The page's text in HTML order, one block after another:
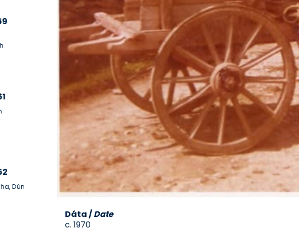
Dún
Dáta/Date
c. 1970